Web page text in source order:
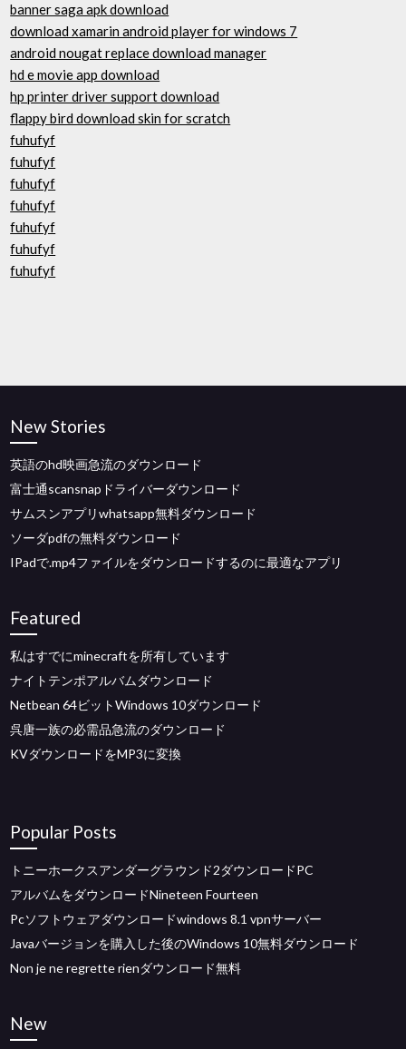
banner saga apk download
download xamarin android player for windows 7
android nougat replace download manager
hd e movie app download
hp printer driver support download
flappy bird download skin for scratch
fuhufyf
fuhufyf
fuhufyf
fuhufyf
fuhufyf
fuhufyf
fuhufyf
New Stories
英語のhd映画急流のダウンロード
富士通scansnapドライバーダウンロード
サムスンアプリwhatsapp無料ダウンロード
ソーダpdfの無料ダウンロード
IPadで.mp4ファイルをダウンロードするのに最適なアプリ
Featured
私はすでにminecraftを所有しています
ナイトテンポアルバムダウンロード
Netbean 64ビットWindows 10ダウンロード
呉唐一族の必需品急流のダウンロード
KVダウンロードをMP3に変換
Popular Posts
トニーホークスアンダーグラウンド2ダウンロードPC
アルバムをダウンロードNineteen Fourteen
Pcソフトウェアダウンロードwindows 8.1 vpnサーバー
Javaバージョンを購入した後のWindows 10無料ダウンロード
Non je ne regrette rienダウンロード無料
New